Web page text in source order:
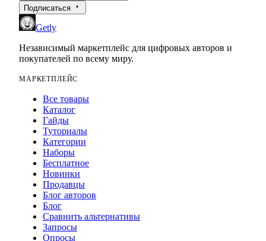
Подписаться arrow_right
Getly
Независимый маркетплейс для цифровых авторов и
покупателей по всему миру.
МАРКЕТПЛЕЙС
Все товары
Каталог
Гайды
Туториалы
Категории
Наборы
Бесплатное
Новинки
Продавцы
Блог авторов
Блог
Сравнить альтернативы
Запросы
Опросы